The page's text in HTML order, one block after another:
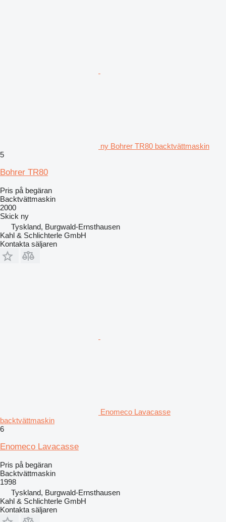
ny Bohrer TR80 backtvättmaskin
5
Bohrer TR80
Pris på begäran
Backtvättmaskin
2000
Skick ny
Tyskland, Burgwald-Ernsthausen
Kahl & Schlichterle GmbH
Kontakta säljaren
Enomeco Lavacasse
backtvättmaskin
6
Enomeco Lavacasse
Pris på begäran
Backtvättmaskin
1998
Tyskland, Burgwald-Ernsthausen
Kahl & Schlichterle GmbH
Kontakta säljaren